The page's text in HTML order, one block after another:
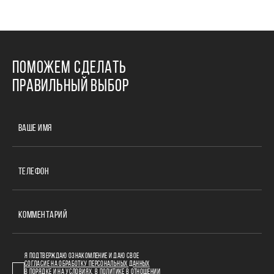
ПОМОЖЕМ СДЕЛАТЬ
ПРАВИЛЬНЫЙ ВЫБОР
ВАШЕ ИМЯ
ТЕЛЕФОН
КОММЕНТАРИЙ
Я ПОДТВЕРЖДАЮ ОЗНАКОМЛЕНИЕ И ДАЮ СВОЕ
СОГЛАСИЕ НА ОБРАБОТКУ ПЕРСОНАЛЬНЫХ ДАННЫХ
В ПОРЯДКЕ И НА УСЛОВИЯХ, В
ПОЛИТИКЕ В ОТНОШЕНИИ